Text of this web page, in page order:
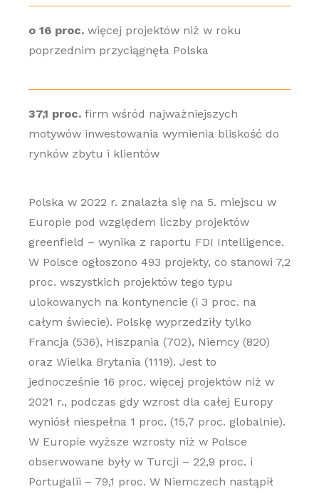
o 16 proc.więcej projektów niż w roku
poprzednim przyciągnęła Polska
37,1 proc.firm wśród najważniejszych
motywów inwestowania wymienia bliskość do
rynków zbytu i klientów
Polska w 2022 r. znalazła się na 5. miejscu w
Europie pod względem liczby projektów
greenfield – wynika z raportu FDI Intelligence.
W Polsce ogłoszono 493 projekty, co stanowi 7,2
proc. wszystkich projektów tego typu
ulokowanych na kontynencie (i 3 proc. na
całym świecie). Polskę wyprzedziły tylko
Francja (536), Hiszpania (702), Niemcy (820)
oraz Wielka Brytania (1119). Jest to
jednocześnie 16 proc. więcej projektów niż w
2021 r., podczas gdy wzrost dla całej Europy
wyniósł niespełna 1 proc. (15,7 proc. globalnie).
W Europie wyższe wzrosty niż w Polsce
obserwowane były w Turcji – 22,9 proc. i
Portugalii – 79,1 proc. W Niemczech nastąpił